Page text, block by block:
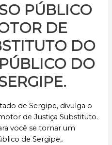
PÚBLICO
DE
DO
DO
de Sergipe, divulga o
de Justiça Substituto.
você se tornar um
de Sergipe,.